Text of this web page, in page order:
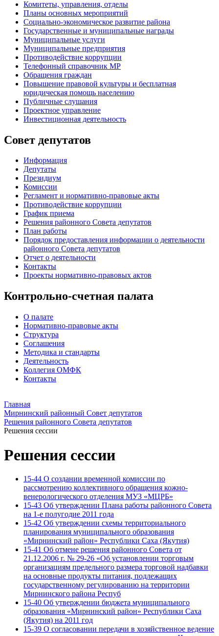
Комитеты, управления, отделы
Планы основных мероприятий
Социально-экономическое развитие района
Государственные и муниципальные награды
Муниципальные услуги
Муниципальные предприятия
Противодействие коррупции
Телефонный справочник МР
Обращения граждан
Повышение правовой культуры и бесплатная
юридическая помощь населению
Публичные слушания
Проектное управление
Инвестиционная деятельность
Совет депутатов
Информация
Депутаты
Президиум
Комиссии
Регламент и нормативно-правовые акты
Противодействие коррупции
График приема
Решения районного Совета депутатов
План работы
Порядок предоставления информации о деятельности
районного Совета депутатов
Отчет о деятельности
Контакты
Проекты нормативно-правовых актов
Контрольно-счетная палата
О палате
Нормативно-правовые акты
Структура
Соглашения
Методика и стандарты
Деятельность
Коллегия ОМФК
Контакты
Главная
Мирнинский районный Совет депутатов
Решения районного Совета депутатов
Решения сессии
Решения сессии
15-44 О создании временной комиссии по
рассмотрению коллективного обращения кожно-
венерологического отделения МУЗ «МЦРБ»
15-43 Об утверждении Плана работы районного Совета
на 1-е полугодие 2011 года
15-42 Об утверждении схемы территориального
планирования муниципального образования
«Мирнинский район» Республики Саха (Якутия)
15-41 Об отмене решения районного Совета от
21.12.2006 г. № 29-26 «Об установлении торговым
организациям предельного размера торговой надбавки
на основные продукты питания, подлежащих
государственному регулированию на территории
Мирнинского района Респуб
15-40 Об утверждении бюджета муниципального
образования «Мирнинский район» Республики Саха
(Якутия) на 2011 год
15-39 О согласовании передачи в хозяйственное ведение